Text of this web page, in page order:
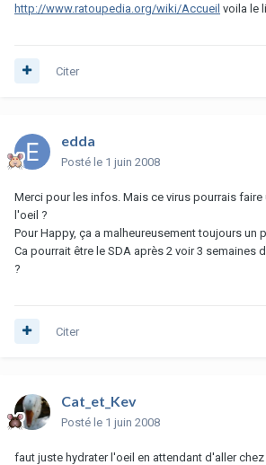
http://www.ratoupedia.org/wiki/Accueil voila le
Citer
edda
Posté le 1 juin 2008
Merci pour les infos. Mais ce virus pourrais faire
l'oeil ?
Pour Happy, ça a malheureusement toujours un
Ca pourrait être le SDA après 2 voir 3 semaines
?
Citer
Cat_et_Kev
Posté le 1 juin 2008
faut juste hydrater l'oeil en attendant d'aller